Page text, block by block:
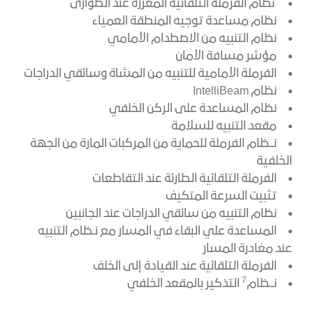
نظام الفرملة التلقائية المعززة عند الطوارئ
نظام مساعدة توجيه المنطقة العمياء
نظام التنبيه من الاصطدام الأمامي
مؤشر مسافة الأمان
الفرملة الأمامية للتنبيه من المشاة وسائقي الدراجات
نظام IntelliBeam
نظام المساعدة على الركن الخلفي
مقعد التنبيه للسلامة
نــظام الفرملة للحماية من المركبات المارة من الجهة
الخلفية
الفرملة التلقائية الطارئة عند التقاطعات
تثبيت السرعة المتكيف
نظام التنبيه من سائقي الدراجات عند الجانبين
المساعدة علي البقاء في المسار مع نـظام التنبيه
عند مغادرة المسار
الفرملة التلقائية عند القيادة إلى الخلف
نــظام​7 التذكير بالمقعد الخلفي